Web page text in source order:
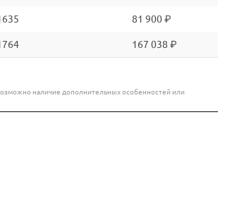
81 900 ₽
167 038 ₽
наличие дополнительных особенностей или